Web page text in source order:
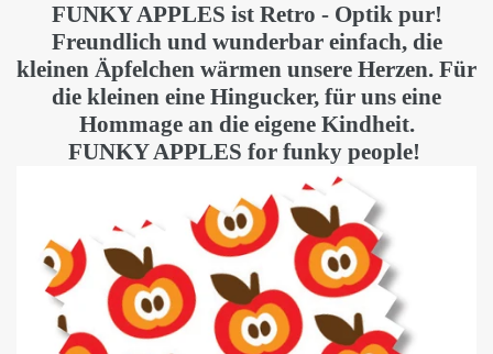
FUNKY APPLES ist Retro - Optik pur!
Freundlich und wunderbar einfach, die
kleinen Äpfelchen wärmen unsere Herzen. Für
die kleinen eine Hingucker, für uns eine
Hommage an die eigene Kindheit.
FUNKY APPLES for funky people!